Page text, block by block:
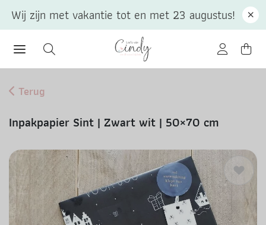
Terug
Inpakpapier Sint | Zwart wit | 50×70 cm
Wij zijn met vakantie tot en met 23 augustus!